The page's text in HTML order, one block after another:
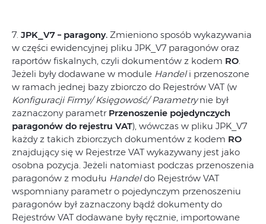
7. JPK_V7 – paragony. Zmieniono sposób wykazywania
w części ewidencyjnej pliku JPK_V7 paragonów oraz
raportów fiskalnych, czyli dokumentów z kodem RO.
Jeżeli były dodawane w module Handeli przenoszone
w ramach jednej bazy zbiorczo do Rejestrów VAT (w
Konfiguracji Firmy/ Księgowość/ Parametrynie był
zaznaczony parametr Przenoszenie pojedynczych
paragonów do rejestru VAT), wówczas w pliku JPK_V7
każdy z takich zbiorczych dokumentów z kodem RO
znajdujący się w Rejestrze VAT wykazywany jest jako
osobna pozycja. Jeżeli natomiast podczas przenoszenia
paragonów z modułu Handeldo Rejestrów VAT
wspomniany parametr o pojedynczym przenoszeniu
paragonów był zaznaczony bądź dokumenty do
Rejestrów VAT dodawane były ręcznie, importowane